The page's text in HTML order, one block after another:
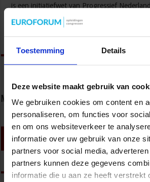
Toestemming Details
Deze website maakt gebruik van
We gebruiken cookies om content en
personaliseren, om functies voor
en om ons websiteverkeer te
informatie over uw gebruik van onze
partners voor social media,
partners kunnen deze gegevens
informatie die u aan ze heeft verstrekt
is een initiatiefwet van Progressief
Nieuwsbrief